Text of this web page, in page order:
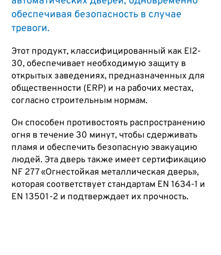
обеспечивая безопасность в случае
тревоги.
Этот продукт, классифицированный как EI2-
30, обеспечивает необходимую защиту в
открытых заведениях, предназначенных для
общественности (ERP) и на рабочих местах,
согласно строительным нормам.
Он способен противостоять распространению
огня в течение 30 минут, чтобы сдерживать
пламя и обеспечить безопасную эвакуацию
людей. Эта дверь также имеет сертификацию
NF 277 «Огнестойкая металлическая дверь»,
которая соответствует стандартам EN 1634-1 и
EN 13501-2 и подтверждает их прочность.